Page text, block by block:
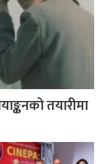
तयारीमा